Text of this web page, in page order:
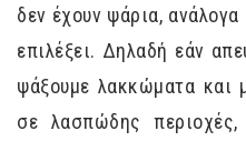
δεν έχουν ψάρια,
επιλέξει. Δηλαδή εάν
ψάξουμε λακκώματα και
σε λασπώδης